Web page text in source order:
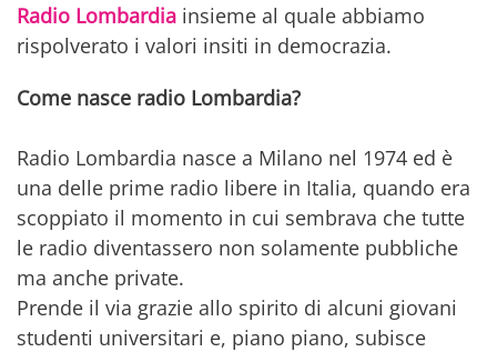
Radio Lombardia insieme al quale abbiamo
rispolverato i valori insiti in democrazia.
Come nasce radio Lombardia?
Radio Lombardia nasce a Milano nel 1974 ed è
una delle prime radio libere in Italia, quando era
scoppiato il momento in cui sembrava che tutte
le radio diventassero non solamente pubbliche
ma anche private.
Prende il via grazie allo spirito di alcuni giovani
studenti universitari e, piano piano, subisce